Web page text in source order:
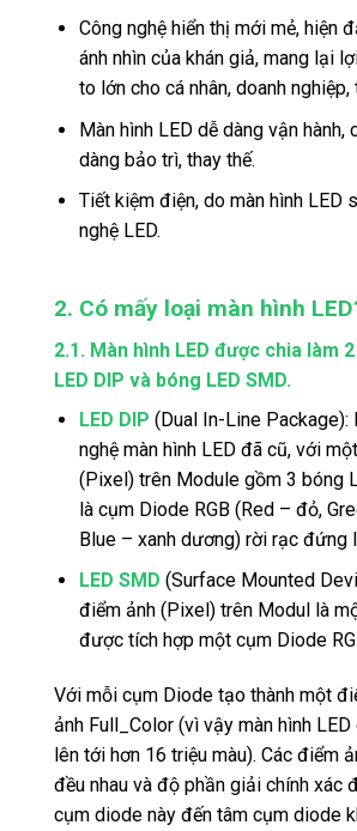
Công nghệ hiển thị mới mẻ, hiện
ánh nhìn của khán giả, mang lại
to lớn cho cá nhân, doanh nghiệp,
Màn hình LED dễ dàng vận hành,
dàng bảo trì, thay thế.
Tiết kiệm điện, do màn hình LED
nghệ LED.
2. Có mấy loại màn hình
2.1. Màn hình LED được chia làm
LED DIP và bóng LED SMD.
LED DIP (Dual In-Line Package):
nghệ màn hình LED đã cũ, với
(Pixel) trên Module gồm 3 bóng
là cụm Diode RGB (Red – đỏ,
Blue – xanh dương) rời rạc đứng
LED SMD (Surface Mounted
điểm ảnh (Pixel) trên Modul là
được tích hợp một cụm Diode
Với mỗi cụm Diode tạo thành một
ảnh Full_Color (vì vậy màn hình LED
lên tới hơn 16 triệu màu). Các điểm
đều nhau và độ phần giải chính xác
cụm diode này đến tâm cụm diode